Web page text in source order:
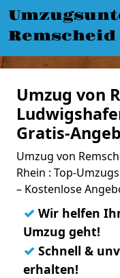
Remscheid
Umzug von
Gratis-
Umzug von
Rhein : Top-
– Kostenlose
✓ Wir helfen
Umzug geht!
✓ Schnell &
erhalten!